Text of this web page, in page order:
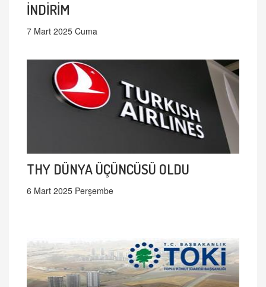
İNDİRİM
7 Mart 2025 Cuma
THY DÜNYA ÜÇÜNCÜSÜ OLDU
6 Mart 2025 Perşembe